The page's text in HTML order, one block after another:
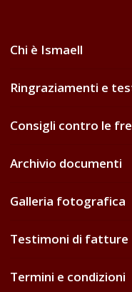
Chi è Ismaell
Ringraziamenti e
Consigli contro le
Archivio documenti
Galleria fotografica
Testimoni di fatture
Termini e condizioni